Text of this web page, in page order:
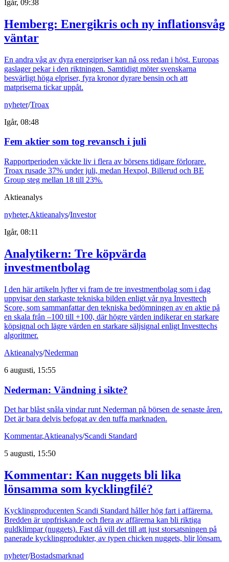
Igår, 09:38
Hemberg: Energikris och ny inflationsvåg
väntar
En andra våg av dyra energipriser kan nå oss redan i höst. Europas
gaslager pekar i den riktningen. Samtidigt möter svenskarna
besvärligt höga elpriser, fyra kronor dyrare bensin och att
matpriserna tickar uppåt.
nyheter/Troax
Igår, 08:48
Fem aktier som tog revansch i juli
Rapportperioden väckte liv i flera av börsens tidigare förlorare.
Troax rusade 37% under juli, medan Hexpol, Billerud och BE
Group steg mellan 18 till 23%.
Aktieanalys
nyheter,Aktieanalys/Investor
Igår, 08:11
Analytikern: Tre köpvärda
investmentbolag
I den här artikeln lyfter vi fram de tre investmentbolag som i dag
uppvisar den starkaste tekniska bilden enligt vår nya Investtech
Score, som sammanfattar den tekniska bedömningen av en aktie på
en skala från –100 till +100, där högre värden indikerar en starkare
köpsignal och lägre värden en starkare säljsignal enligt Investtechs
algoritmer.
Aktieanalys/Nederman
6 augusti, 15:55
Nederman: Vändning i sikte?
Det har blåst snåla vindar runt Nederman på börsen de senaste åren.
Det är bara delvis befogat av den tuffa marknaden.
Kommentar,Aktieanalys/Scandi Standard
5 augusti, 15:50
Kommentar: Kan nuggets bli lika
lönsamma som kycklingfilé?
Kycklingproducenten Scandi Standard håller hög fart i affärerna.
Bredden är uppfriskande och flera av affärerna kan bli riktiga
guldklimpar (nuggets). Fast då vill det till att just storsatsningen på
panerade kycklingprodukter, av typen chicken nuggets, blir lönsam.
nyheter/Bostadsmarknad